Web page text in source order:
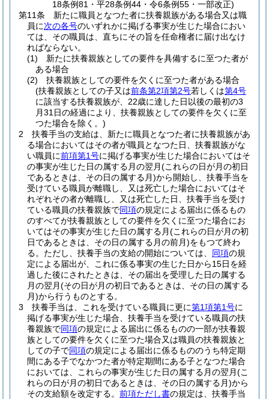
18条例81・平28条例44・令6条例55・一部改正)
第11条
新たに職員となつた者に扶養親族がある場合又は職
員に次の各号のいずれかに掲げる事実が生じた場合におい
ては、その職員は、直ちにその旨を任命権者に届け出なけ
ればならない。
(1)
新たに扶養親族としての要件を具備するに至つた者が
ある場合
(2)
扶養親族としての要件を欠くに至つた者がある場合
(扶養親族としての子又は前条第2項第2号若しくは第4号
に該当する扶養親族が、22歳に達した日以後の最初の3
月31日の経過により、扶養親族としての要件を欠くに至
つた場合を除く。)
2
扶養手当の支給は、新たに職員となつた者に扶養親族があ
る場合においてはその者が職員となつた日、扶養親族がな
い職員に前項第1号に掲げる事実が生じた場合においてはそ
の事実が生じた日の属する月の翌月(これらの日が月の初日
であるときは、その日の属する月)から開始し、扶養手当を
受けている職員が離職し、又は死亡した場合においてはそ
れぞれその者が離職し、又は死亡した日、扶養手当を受け
ている職員の扶養親族で同項の規定による届出に係るもの
のすべてが扶養親族としての要件を欠くに至つた場合にお
いてはその事実が生じた日の属する月(これらの日が月の初
日であるときは、その日の属する月の前月)をもつて終わ
る。 ただし、扶養手当の支給の開始については、 同項の規
定による届出が、これに係る事実の生じた日から15日を経
過した後にされたときは、その届出を受理した日の属する
月の翌月(その日が月の初日であるときは、その日の属する
月)から行うものとする。
3
扶養手当は、これを受けている職員に更に第1項第1号に
掲げる事実が生じた場合、扶養手当を受けている職員の扶
養親族で同項の規定による届出に係るものの一部が扶養親
族としての要件を欠くに至つた場合又は職員の扶養親族と
しての子で同項の規定による届出に係るもののうち特定期
間にある子でなかつた者が特定期間にある子となつた場合
においては、これらの事実が生じた日の属する月の翌月(こ
れらの日が月の初日であるときは、その日の属する月)から
その支給額を改定する。 前項ただし書の規定は、扶養手当